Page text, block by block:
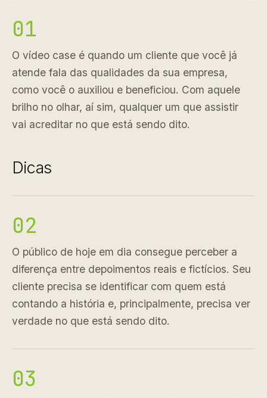
01
O vídeo case é quando um cliente que você já
atende fala das qualidades da sua empresa,
como você o auxiliou e beneficiou. Com aquele
brilho no olhar, aí sim, qualquer um que assistir
vai acreditar no que está sendo dito.
Dicas
02
O público de hoje em dia consegue perceber a
diferença entre depoimentos reais e fictícios. Seu
cliente precisa se identificar com quem está
contando a história e, principalmente, precisa ver
verdade no que está sendo dito.
03